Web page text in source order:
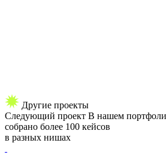
Другие проекты
Следующий проект В нашем
собрано более 100 кейсов
в разных нишах